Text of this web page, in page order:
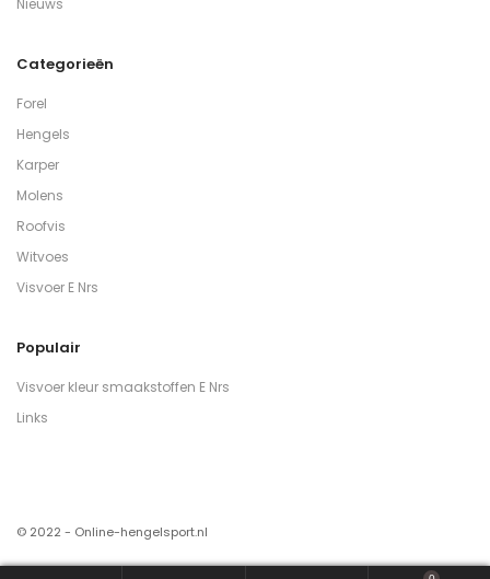
Categorieën
Forel
Hengels
Karper
Molens
Roofvis
Witvoes
Visvoer E Nrs
Populair
Visvoer kleur smaakstoffen E Nrs
Links
© 2022 - Online-hengelsport.nl